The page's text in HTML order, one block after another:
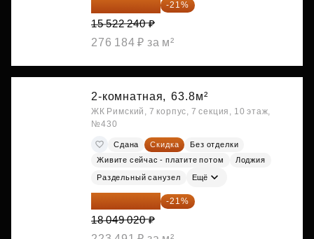
12 262 570 ₽ -21%
15 522 240 ₽
276 184 ₽ за м²
2-комнатная, 63.8м²
ЖК Римский, 7 корпус, 7 секция, 10 этаж,
№430
Сдана Скидка
Без отделки
Живите сейчас - платите потом
Лоджия
Раздельный санузел Ещё
14 258 726 ₽ -21%
18 049 020 ₽